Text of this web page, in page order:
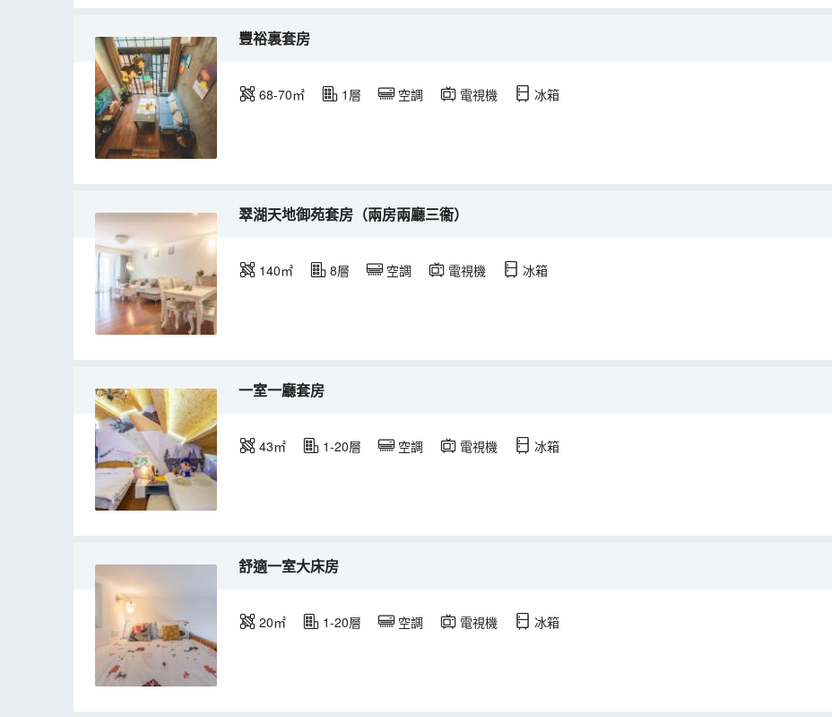
豐裕裏套房
68-70㎡ 1層 空調 電視機 冰箱
翠湖天地御苑套房（兩房兩廳三衞）
140㎡ 8層 空調 電視機 冰箱
一室一廳套房
43㎡ 1-20層 空調 電視機 冰箱
舒適一室大床房
20㎡ 1-20層 空調 電視機 冰箱